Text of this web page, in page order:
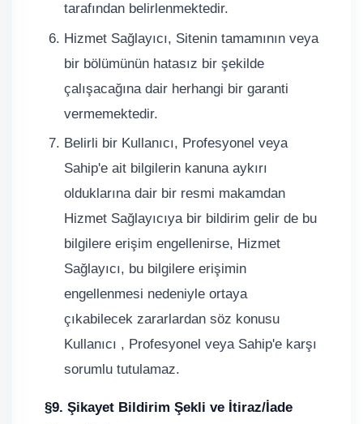
tarafından belirlenmektedir.
Hizmet Sağlayıcı, Sitenin tamamının veya
bir bölümünün hatasız bir şekilde
çalışacağına dair herhangi bir garanti
vermemektedir.
Belirli bir Kullanıcı, Profesyonel veya
Sahip'e ait bilgilerin kanuna aykırı
olduklarına dair bir resmi makamdan
Hizmet Sağlayıcıya bir bildirim gelir de bu
bilgilere erişim engellenirse, Hizmet
Sağlayıcı, bu bilgilere erişimin
engellenmesi nedeniyle ortaya
çıkabilecek zararlardan söz konusu
Kullanıcı , Profesyonel veya Sahip'e karşı
sorumlu tutulamaz.
§9. Şikayet Bildirim Şekli ve İtiraz/İade